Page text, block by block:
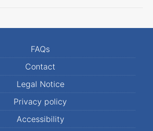
FAQs
Contact
Legal Notice
Privacy policy
Accessibility